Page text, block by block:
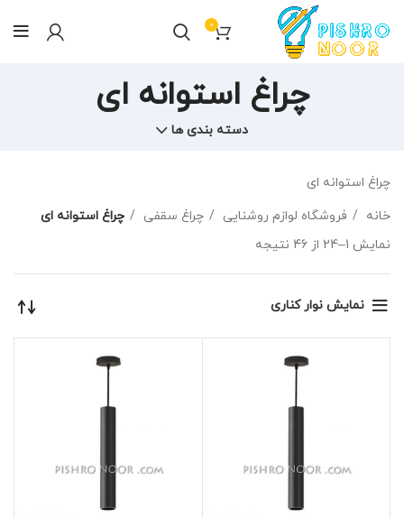
0
چراغ استوانه ای
دسته بندی ها
چراغ استوانه ای
خانه
فروشگاه لوازم روشنایی چراغ سقفی
چراغ استوانه ای
نمایش 1–24 از 46 نتیجه
نمایش نوار کناری